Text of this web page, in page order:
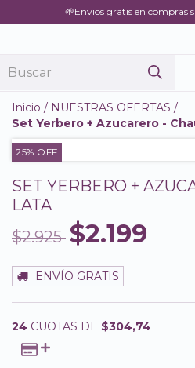
🌱Envios gratis en compras
Inicio / NUESTRAS OFERTAS /
Set Yerbero + Azucarero -
25% OFF
SET YERBERO +
LATA
$2.925 $2.199
ENVÍO GRATIS
24 CUOTAS DE $304,74